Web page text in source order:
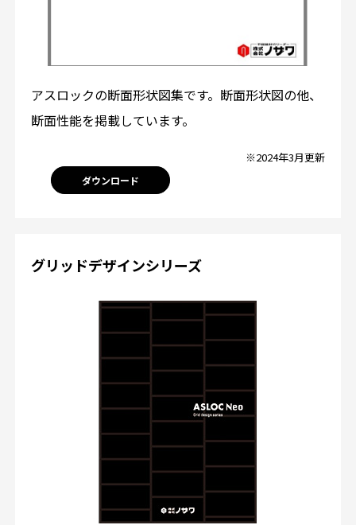
アスロックの断面形状図集です。断面形状図の他、
断面性能を掲載しています。
※2024年3月更新
ダウンロード
グリッドデザインシリーズ